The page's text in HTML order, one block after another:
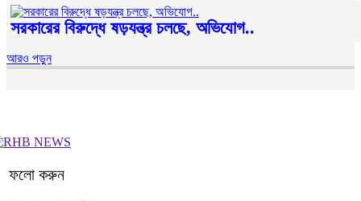
সরকারের বিরুদ্ধে ষড়যন্ত্র চলছে, অভিযোগ..
আরও পড়ুন
ফলো করুন